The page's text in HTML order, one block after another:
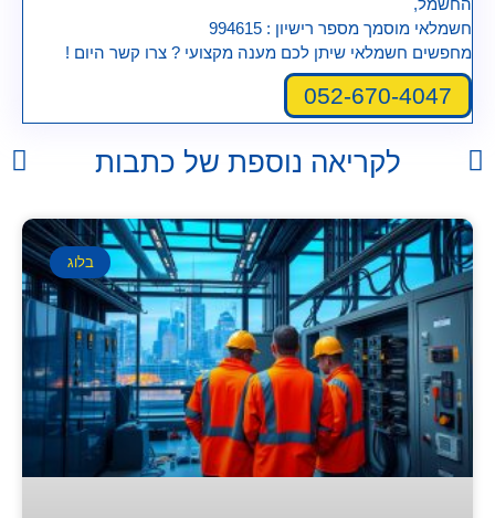
החשמל,
חשמלאי מוסמך מספר רישיון : 994615
מחפשים חשמלאי שיתן לכם מענה מקצועי ? צרו קשר היום !
052-670-4047
לקריאה נוספת של כתבות
בלוג